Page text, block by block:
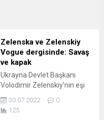
enflasyon yüzde 5,2 ile son
30 yılın rekorunu kırdı
Bundesbank’ın ekonomiye
yönelik aralık ayı raporu
yayımlandı. Raporda,
Omicron varyantı veya diğer
Covid-19 varyantlarının
ekonomik faaliyetlerde
Zelenska ve Zelenskiy
Vogue dergisinde: Savaş
ve kapak
Ukrayna Devlet Başkanı
Volodimir Zelenskiy’nin eşi
dergisi Vogue’da kapak
konusu oldu. Yıldız
30.07.2022
0
125